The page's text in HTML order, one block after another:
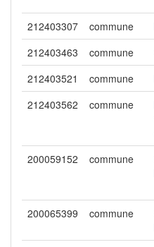
212403307 commune
212403463
commune
212403521
commune
212403562
commune
200059152 commune
200065399 commune